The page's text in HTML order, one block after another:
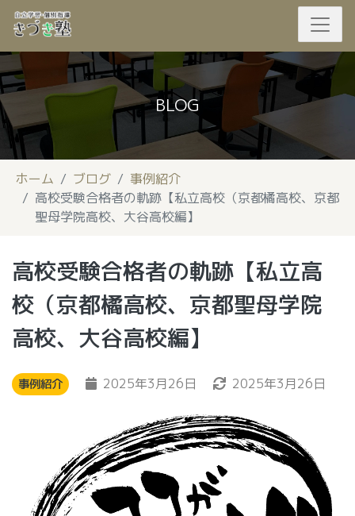
BLOG
ホーム ブログ
事例紹介
高校受験合格者の軌跡【私立高校（京都橘高校、京都
聖母学院高校、大谷高校編】
高校受験合格者の軌跡【私立高
校（京都橘高校、京都聖母学院
高校、大谷高校編】
事例紹介 2025年3月26日 2025年3月26日